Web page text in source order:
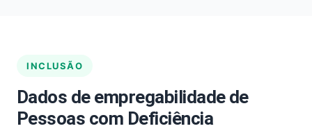
INCLUSÃO
Dados de empregabilidade de
Pessoas com Deficiência